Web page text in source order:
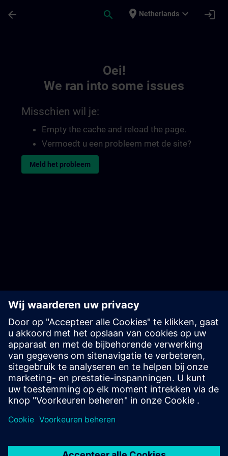
arrow_back search place Netherlands expand_more login
Oei!
We ran into some issues
Misschien wil je:
Empty the cache and reload the page.
Vermoedt u een probleem met de site?
Meld het probleem